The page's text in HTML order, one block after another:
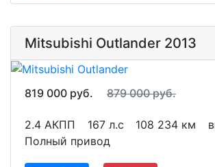
Mitsubishi Outlander 2013
819 000 руб. 879 000 руб.
2.4 АКПП 167 л.с 108 234 км
Полный привод